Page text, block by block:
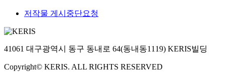
저작물 게시중단요청
41061 대구광역시 동구 동내로 64(동내동1119) KERIS빌딩
Copyright© KERIS. ALL RIGHTS RESERVED